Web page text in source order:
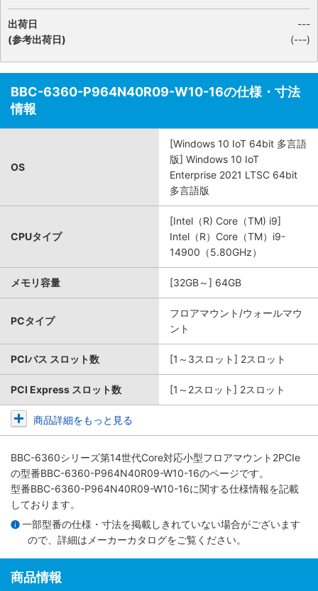
出荷日
(参考出荷日)
---
(---)
BBC-6360-P964N40R09-W10-16の仕様・寸法
情報
OS
[Windows 10 IoT 64bit 多言語
版] Windows 10 IoT
Enterprise 2021 LTSC 64bit
多言語版
CPUタイプ
[Intel（R) Core（TM) i9]
Intel（R）Core（TM）i9-
14900（5.80GHz）
メモリ容量 [32GB～] 64GB
PCタイプ
フロアマウント/ウォールマウ
ント
PCIバス スロット数 [1～3スロット] 2スロット
PCI Express スロット数 [1～2スロット] 2スロット
商品詳細をもっと見る
BBC-6360シリーズ第14世代Core対応小型フロアマウント2PCIe
の型番BBC-6360-P964N40R09-W10-16のページです。
型番BBC-6360-P964N40R09-W10-16に関する仕様情報を記載
しております。
一部型番の仕様・寸法を掲載しきれていない場合がございます
ので、詳細は メーカーカタログをご覧ください。
商品情報